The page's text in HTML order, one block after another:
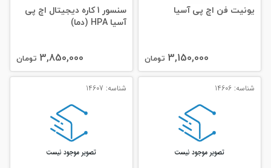
یونیت فن اچ پی آسیا
3,150,000 تومان
سنسور 1 کاره دیجیتال اچ پی
آسیا HPA (دما)
3,850,000 تومان
شناسه: 14606 شناسه: 14607